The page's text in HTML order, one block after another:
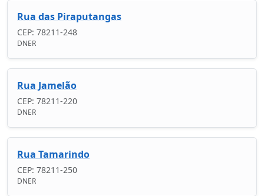
Rua das Piraputangas
CEP: 78211-248
DNER
Rua Jamelão
CEP: 78211-220
DNER
Rua Tamarindo
CEP: 78211-250
DNER